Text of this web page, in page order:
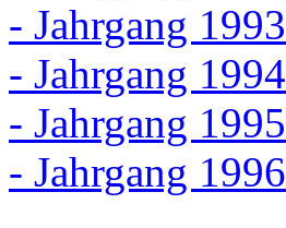
- Jahrgang 1993
- Jahrgang 1994
- Jahrgang 1995
- Jahrgang 1996